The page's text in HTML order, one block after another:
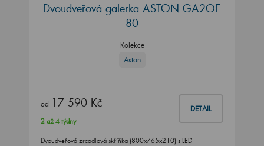
Dvoudveřová galerka ASTON GA2OE
80
Kolekce
Aston
od 17 590 Kč DETAIL
2 až 4 týdny
Dvoudveřová zrcadlová skříňka (800x765x210) s LED